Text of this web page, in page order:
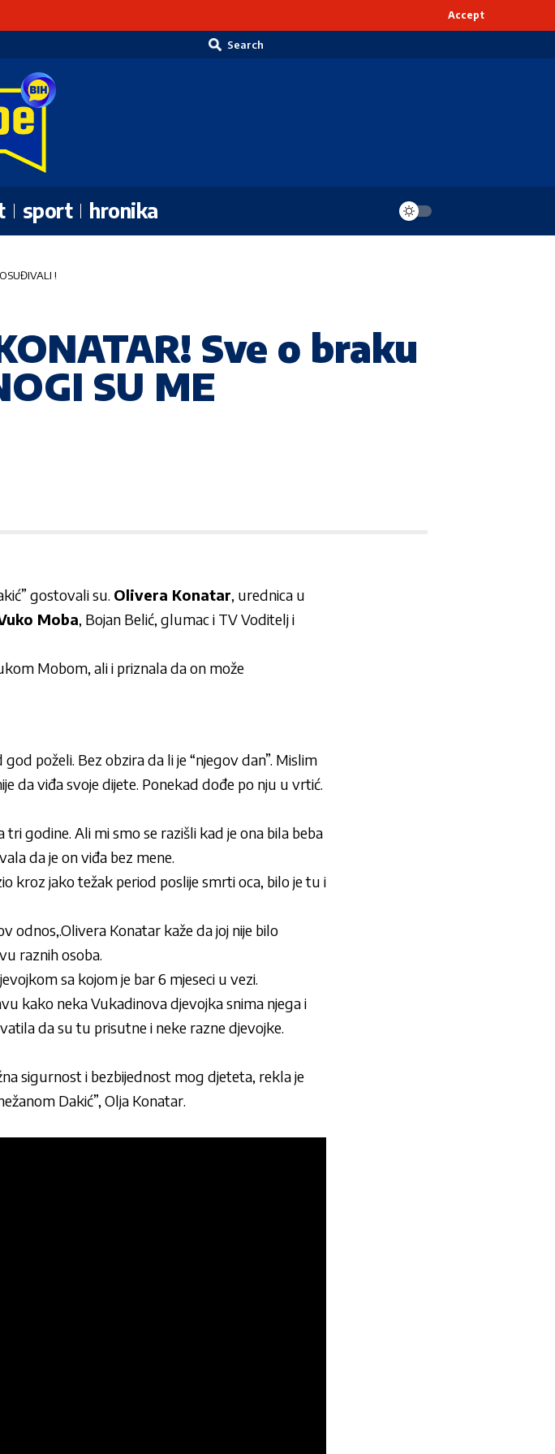
Accept
Search
sport hronika
!
Sve o braku
SU ME
gostovali su. Olivera Konatar, urednica u
Moba, Bojan Belić, glumac i TV Voditelj i
Mobom, ali i priznala da on može
poželi. Bez obzira da li je “njegov dan”. Mislim
da viđa svoje dijete. Ponekad dođe po nju u vrtić.
godine. Ali mi smo se razišli kad je ona bila beba
da je on viđa bez mene.
kroz jako težak period poslije smrti oca, bilo je tu i
odnos,.Olivera Konatar kaže da joj nije bilo
raznih osoba.
sa kojom je bar 6 mjeseci u vezi.
kako neka Vukadinova djevojka snima njega i
da su tu prisutne i neke razne djevojke.
sigurnost i bezbijednost mog djeteta, rekla je
Dakić”, Olja Konatar.